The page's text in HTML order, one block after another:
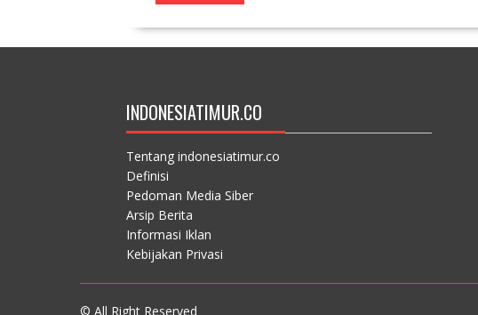
INDONESIATIMUR.CO
Tentang indonesiatimur.co
Definisi
Pedoman Media Siber
Arsip Berita
Informasi Iklan
Kebijakan Privasi
© All Right Reserved